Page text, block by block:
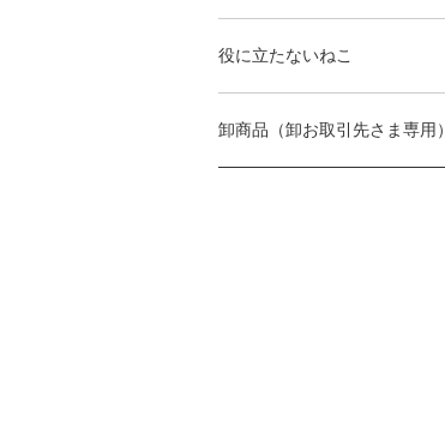
役に立たないねこ
卸商品（卸お取引先さま専用）